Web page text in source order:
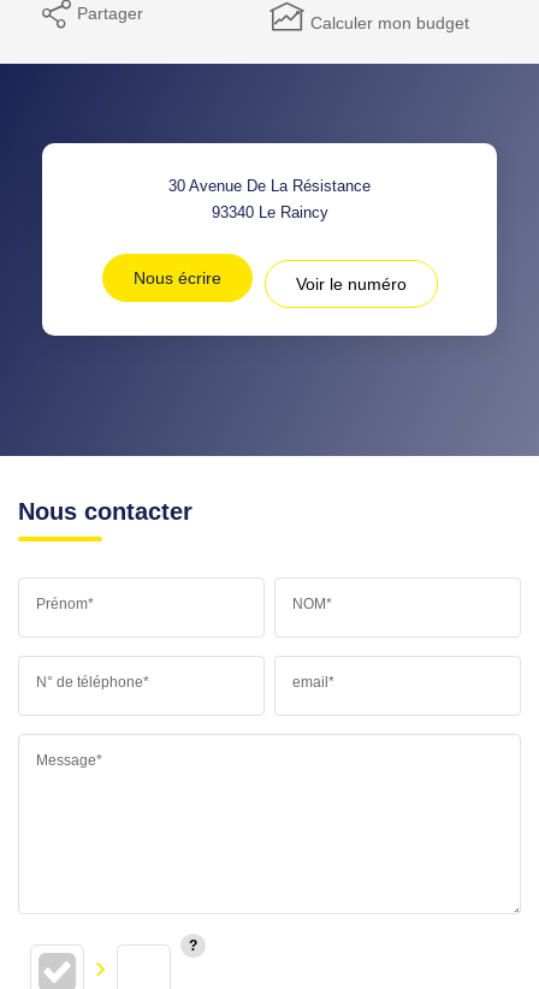
Partager Calculer mon budget
30 Avenue De La Résistance
93340 Le Raincy
Nous écrire Voir le numéro
Nous contacter
Prénom* NOM*
N° de téléphone* email*
Message*